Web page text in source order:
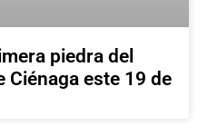
piedra del
este 19 de